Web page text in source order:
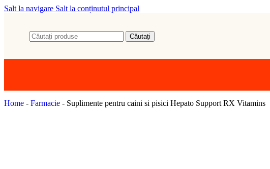
Salt la navigare Salt la conținutul principal
Căutați
Recompense lichide
Plăci de zgâriat
Jucării interactive
Igienă & Litiere
Home - Farmacie - Suplimente pentru caini si pisici Hepato Support RX Vitamins